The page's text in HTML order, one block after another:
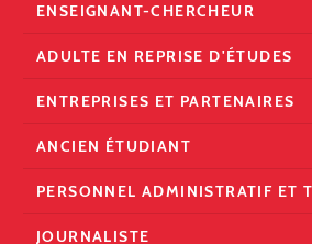
ENSEIGNANT-CHERCHEUR
ADULTE EN REPRISE D'ÉTUDES
ENTREPRISES ET PARTENAIRES
ANCIEN ÉTUDIANT
PERSONNEL ADMINISTRATIF ET
JOURNALISTE